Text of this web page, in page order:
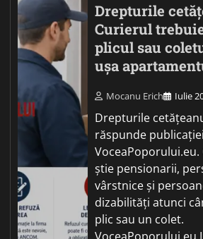
Drepturile
Curierul
plicul sau
ușa
Mocanu Erich Iulie
Drepturile
răspunde publicației
VoceaPoporului.eu.
știe pensionarii,
vârstnice și
dizabilități atunci
plic sau un colet.